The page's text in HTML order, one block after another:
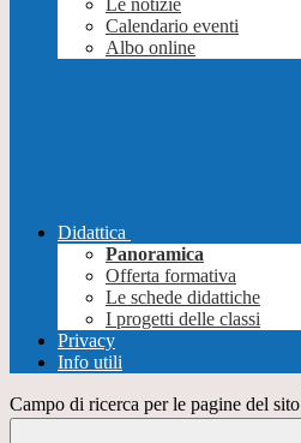
Le notizie
Calendario eventi
Albo online
Didattica
Panoramica
Offerta formativa
Le schede didattiche
I progetti delle classi
Privacy
Info utili
Campo di ricerca per le pagine del sito